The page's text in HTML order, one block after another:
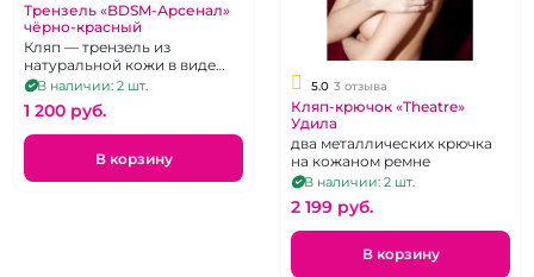
Трензель «BDSM-Арсенал»
чёрно-красный
Кляп — трензель из
натуральной кожи в виде
уздечки
В наличии: 2 шт.
1 200 pуб.
В корзину
5.0 3 отзыва
Кляп-крючок «Theatre»
Удила
два металлических крючка
на кожаном ремне
В наличии: 2 шт.
2 199 pуб.
В корзину